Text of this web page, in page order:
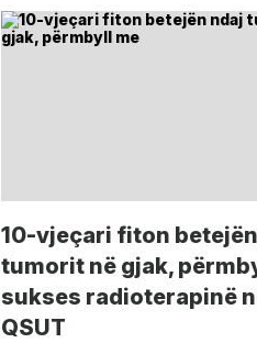
10-vjeçari fiton
tumorit në gjak,
sukses radioterapinë
QSUT